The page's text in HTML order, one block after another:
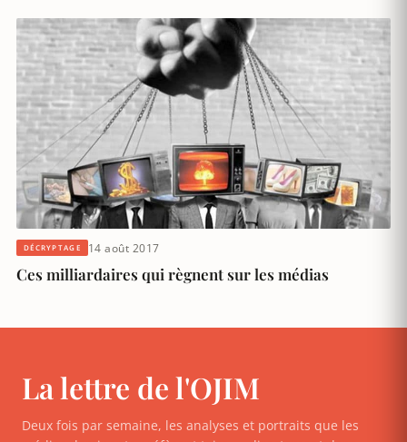
DÉCRYPTAGE 14 août 2017
Ces milliardaires qui règnent sur les médias
La lettre de l'OJIM
Deux fois par semaine, les analyses et portraits que les